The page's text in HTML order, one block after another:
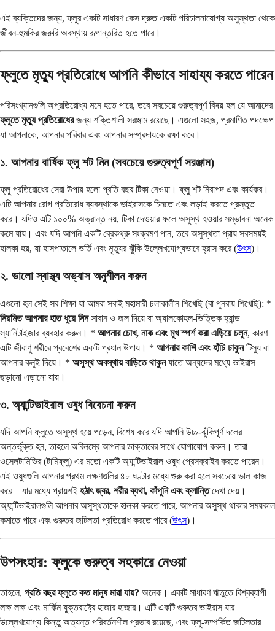
এই ব্যক্তিদের জন্য, ফ্লুর একটি সাধারণ কেস দ্রুত একটি পরিচালনাযোগ্য অসুস্থতা থেকে
জীবন-হুমকির জরুরি অবস্থায় রূপান্তরিত হতে পারে।
ফ্লুতে মৃত্যু প্রতিরোধে আপনি কীভাবে সাহায্য করতে পারেন
পরিসংখ্যানগুলি অপ্রতিরোধ্য মনে হতে পারে, তবে সবচেয়ে গুরুত্বপূর্ণ বিষয় হল যে আমাদের
ফ্লুতে মৃত্যু প্রতিরোধেরজন্য শক্তিশালী সরঞ্জাম রয়েছে। এগুলো সহজ, প্রমাণিত পদক্ষেপ
যা আপনাকে, আপনার পরিবার এবং আপনার সম্প্রদায়কে রক্ষা করে।
১. আপনার বার্ষিক ফ্লু শট নিন (সবচেয়ে গুরুত্বপূর্ণ সরঞ্জাম)
ফ্লু প্রতিরোধের সেরা উপায় হলো প্রতি বছর টিকা নেওয়া। ফ্লু শট নিরাপদ এবং কার্যকর।
এটি আপনার রোগ প্রতিরোধ ব্যবস্থাকে ভাইরাসকে চিনতে এবং লড়াই করতে প্রস্তুত
করে। যদিও এটি ১০০% অভ্রান্ত নয়, টিকা দেওয়ার ফলে অসুস্থ হওয়ার সম্ভাবনা অনেক
কমে যায়। এবং যদি আপনি একটি ব্রেকথ্রু সংক্রমণ পান, তবে অসুস্থতা প্রায় সবসময়ই
হালকা হয়, যা হাসপাতালে ভর্তি এবং মৃত্যুর ঝুঁকি উল্লেখযোগ্যভাবে হ্রাস করে (উৎস)।
২. ভালো স্বাস্থ্য অভ্যাস অনুশীলন করুন
এগুলো হল সেই সব শিক্ষা যা আমরা সবাই মহামারী চলাকালীন শিখেছি (বা পুনরায় শিখেছি): *
নিয়মিত আপনার হাত ধুয়ে নিনসাবান ও জল দিয়ে বা অ্যালকোহল-ভিত্তিক হ্যান্ড
স্যানিটাইজার ব্যবহার করুন। * আপনার চোখ, নাক এবং মুখ স্পর্শ করা এড়িয়ে চলুন, কারণ
এটি জীবাণু শরীরে প্রবেশের একটি প্রধান উপায়। * আপনার কাশি এবং হাঁচি ঢাকুনটিস্যু বা
আপনার কনুই দিয়ে। * অসুস্থ অবস্থায় বাড়িতে থাকুনযাতে অন্যদের মধ্যে ভাইরাস
ছড়ানো এড়ানো যায়।
৩. অ্যান্টিভাইরাল ওষুধ বিবেচনা করুন
যদি আপনি ফ্লুতে অসুস্থ হয়ে পড়েন, বিশেষ করে যদি আপনি উচ্চ-ঝুঁকিপূর্ণ দলের
অন্তর্ভুক্ত হন, তাহলে অবিলম্বে আপনার ডাক্তারের সাথে যোগাযোগ করুন। তারা
ওসেলটামিভির (টামিফ্লু) এর মতো একটি অ্যান্টিভাইরাল ওষুধ প্রেসক্রাইব করতে পারেন।
এই ওষুধগুলি আপনার প্রথম লক্ষণগুলির ৪৮ ঘণ্টার মধ্যে শুরু করা হলে সবচেয়ে ভাল কাজ
করে—যার মধ্যে প্রায়শই হঠাৎ জ্বর, শরীর ব্যথা, কাঁপুনি এবং ক্লান্তিদেখা দেয়।
অ্যান্টিভাইরালগুলি আপনার অসুস্থতাকে হালকা করতে পারে, আপনার অসুস্থ থাকার সময়কাল
কমাতে পারে এবং গুরুতর জটিলতা প্রতিরোধ করতে পারে (উৎস)।
উপসংহার: ফ্লুকে গুরুত্ব সহকারে নেওয়া
তাহলে, প্রতি বছর ফ্লুতে কত মানুষ মারা যায়? অনেক। একটি সাধারণ ঋতুতে বিশ্বব্যাপী
লক্ষ লক্ষ এবং মার্কিন যুক্তরাষ্ট্রে হাজার হাজার। এটি একটি গুরুতর ভাইরাস যার
উল্লেখযোগ্য কিন্তু অত্যন্ত পরিবর্তনশীল প্রভাব রয়েছে, এবং ফ্লু-সম্পর্কিত জটিলতার